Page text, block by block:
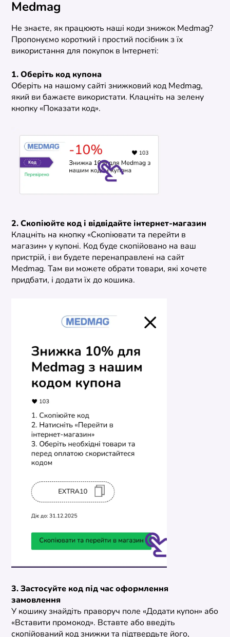
Medmag
Не знаєте, як працюють наші коди знижок Medmag?
Пропонуємо короткий і простий посібник з їх
використання для покупок в Інтернеті:
1. Оберіть код купона
Оберіть на нашому сайті знижковий код Medmag,
який ви бажаєте використати. Клацніть на зелену
кнопку «Показати код».
2. Скопіюйте код і відвідайте інтернет-магазин
Клацніть на кнопку «Скопіювати та перейти в
магазин» у купоні. Код буде скопійовано на ваш
пристрій, і ви будете перенаправлені на сайт
Medmag. Там ви можете обрати товари, які хочете
придбати, і додати їх до кошика.
3. Застосуйте код під час оформлення
замовлення
У кошику знайдіть праворуч поле «Додати купон» або
«Вставити промокод». Вставте або введіть
скопійований код знижки та підтвердьте його,